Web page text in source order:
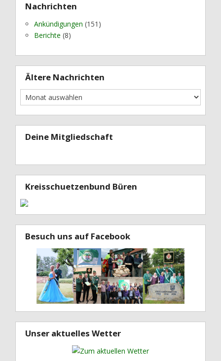
Nachrichten
Ankündigungen (151)
Berichte (8)
Ältere Nachrichten
Deine Mitgliedschaft
Kreisschuetzenbund Büren
Besuch uns auf Facebook
Unser aktuelles Wetter